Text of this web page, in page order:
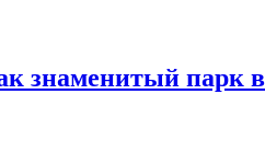
знаменитый парк